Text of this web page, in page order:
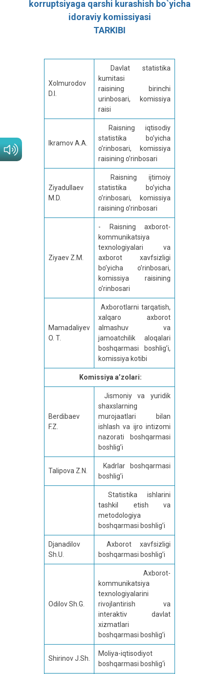
korruptsiyaga qarshi kurashish bo`yicha
idoraviy komissiyasi
TARKIBI
Xolmurodov
D.I.
Davlat statistika
kumitasi
raisining birinchi
urinbosari, komissiya
raisi
Ikramov A.A.
Raisning iqtisodiy
statistika bo’yicha
o’rinbosari, komissiya
raisining o’rinbosari
Ziyadullaev
M.D.
Raisning ijtimoiy
statistika bo’yicha
o’rinbosari, komissiya
raisining o’rinbosari
Ziyaev Z.M.
- Raisning axborot-
kommunikatsiya
texnologiyalari va
axborot xavfsizligi
bo’yicha o’rinbosari,
komissiya raisining
o’rinbosari
Mamadaliyev
O. T.
Axborotlarni tarqatish,
xalqaro axborot
almashuv va
jamoatchilik aloqalari
boshqarmasi boshlig’i,
komissiya kotibi
Komissiya a’zolari:
Berdibaev
F.Z.
Jismoniy va yuridik
shaxslarning
murojaatlari bilan
ishlash va ijro intizomi
nazorati boshqarmasi
boshlig’i
Talipova Z.N.
Kadrlar boshqarmasi
boshlig’i
Statistika ishlarini
tashkil etish va
metodologiya
boshqarmasi boshlig’i
Djanadilov
Sh.U.
Axborot xavfsizligi
boshqarmasi boshlig’i
Odilov Sh.G.
Axborot-
kommunikatsiya
texnologiyalarini
rivojlantirish va
interaktiv davlat
xizmatlari
boshqarmasi boshlig’i
Shirinov J.Sh.
Moliya-iqtisodiyot
boshqarmasi boshlig‘i